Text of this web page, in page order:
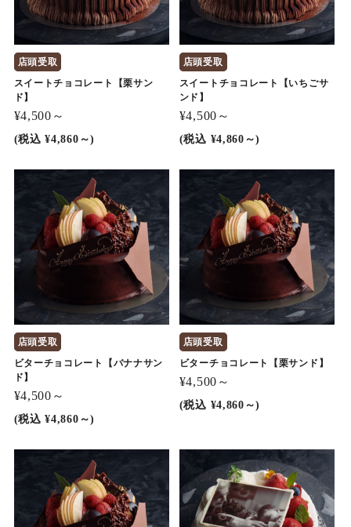
店頭受取
スイートチョコレート【栗サン
ド】
¥4,500～
(税込 ¥4,860～)
店頭受取
スイートチョコレート【いちごサ
ンド】
¥4,500～
(税込 ¥4,860～)
店頭受取
ビターチョコレート【バナナサン
ド】
¥4,500～
(税込 ¥4,860～)
店頭受取
ビターチョコレート【栗サンド】
¥4,500～
(税込 ¥4,860～)